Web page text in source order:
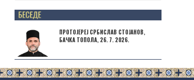
Posts not found
ПРОТОЈЕРЕЈ СРБИСЛАВ СТОЈАНОВ,
БАЧКА ТОПОЛА, 26. 7. 2026.